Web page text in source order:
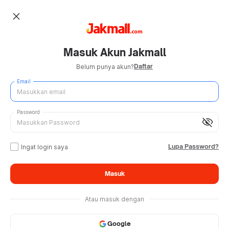
close
Masuk Akun Jakmall
Belum punya akun?Daftar
Email
visibility_off
Password
Ingat login saya Lupa Password?
Masuk
Atau masuk dengan
Google